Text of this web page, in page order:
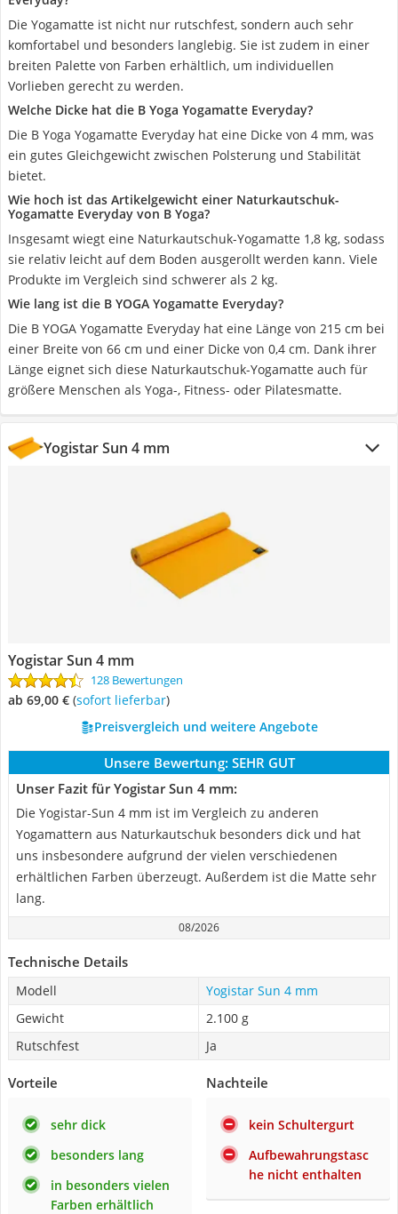
Die Yogamatte ist nicht nur rutschfest, sondern auch sehr
komfortabel und besonders langlebig. Sie ist zudem in einer
breiten Palette von Farben erhältlich, um individuellen
Vorlieben gerecht zu werden.
Welche Dicke hat die B Yoga Yogamatte Everyday?
Die B Yoga Yogamatte Everyday hat eine Dicke von 4 mm, was
ein gutes Gleichgewicht zwischen Polsterung und Stabilität
bietet.
Wie hoch ist das Artikelgewicht einer Naturkautschuk-
Yogamatte Everyday von B Yoga?
Insgesamt wiegt eine Naturkautschuk-Yogamatte 1,8 kg, sodass
sie relativ leicht auf dem Boden ausgerollt werden kann. Viele
Produkte im Vergleich sind schwerer als 2 kg.
Wie lang ist die B YOGA Yogamatte Everyday?
Die B YOGA Yogamatte Everyday hat eine Länge von 215 cm bei
einer Breite von 66 cm und einer Dicke von 0,4 cm. Dank ihrer
Länge eignet sich diese Naturkautschuk-Yogamatte auch für
größere Menschen als Yoga-, Fitness- oder Pilatesmatte.
Yogistar Sun 4 mm
Yogistar Sun 4 mm
128 Bewertungen
ab 69,00 € ( Sofort lieferbar)
Preisvergleich und weitere Angebote
Unsere Bewertung: SEHR GUT
Unser Fazit für Yogistar Sun 4 mm:
Die Yogistar-Sun 4 mm ist im Vergleich zu anderen
Yogamattern aus Naturkautschuk besonders dick und hat
uns insbesondere aufgrund der vielen verschiedenen
erhältlichen Farben überzeugt. Außerdem ist die Matte sehr
lang.
08/2026
Technische Details
Modell
Yogistar Sun 4 mm
Gewicht
2.100 g
Rutschfest
Ja
Vorteile
sehr dick
besonders lang
in besonders vielen
Farben erhältlich
Nachteile
kein Schultergurt
Aufbewahrungstasc
he nicht enthalten